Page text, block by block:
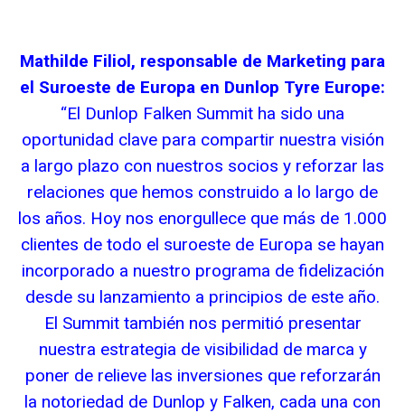
Mathilde Filiol, responsable de Marketing para
el Suroeste de Europa en Dunlop Tyre Europe:
“El Dunlop Falken Summit ha sido una
oportunidad clave para compartir nuestra visión
a largo plazo con nuestros socios y reforzar las
relaciones que hemos construido a lo largo de
los años. Hoy nos enorgullece que más de 1.000
clientes de todo el suroeste de Europa se hayan
incorporado a nuestro programa de fidelización
desde su lanzamiento a principios de este año.
El Summit también nos permitió presentar
nuestra estrategia de visibilidad de marca y
poner de relieve las inversiones que reforzarán
la notoriedad de Dunlop y Falken, cada una con